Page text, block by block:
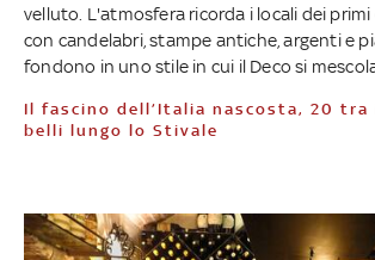
velluto. L'atmosfera ricorda i locali dei
con candelabri, stampe antiche, argenti e
fondono in uno stile in cui il Deco si
Il fascino dell’Italia nascosta, 20 tra i borghi più
belli lungo lo Stivale